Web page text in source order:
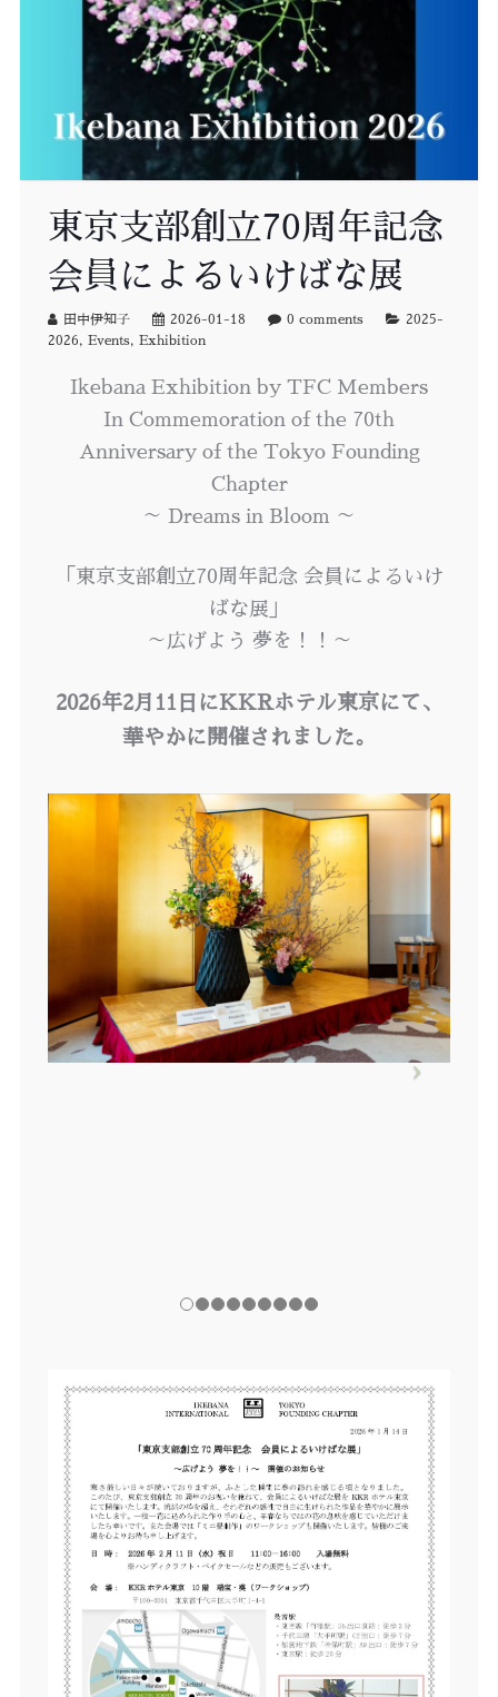
東京支部創立70周年記念
会員によるいけばな展
田中伊知子 2026-01-18 0 comments
2025-
2026, Events, Exhibition
Ikebana Exhibition by TFC Members
In Commemoration of the 70th
Anniversary of the Tokyo Founding
Chapter
～ Dreams in Bloom ～
「東京支部創立70周年記念 会員によるいけ
ばな展」
～広げよう 夢を！！～
2026年2月11日にKKRホテル東京にて、
華やかに開催されました。